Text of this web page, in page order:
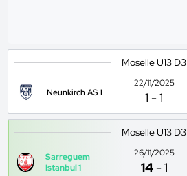
Moselle U13 D3
Neunkirch AS 1
22/11/2025
1 -1
Moselle U13 D3
Sarreguem
Istanbul 1
26/11/2025
14 -1